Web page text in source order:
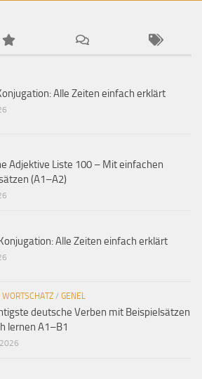
Alle Zeiten einfach erklärt
Adjektive Liste 100 – Mit einfachen
(A1–A2)
Alle Zeiten einfach erklärt
WORTSCHATZ / GENEL
deutsche Verben mit Beispielsätzen
lernen A1–B1